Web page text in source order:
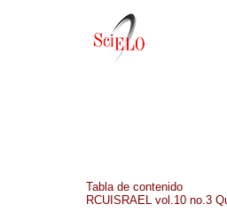
Tabla de contenido
RCUISRAEL vol.10 no.3